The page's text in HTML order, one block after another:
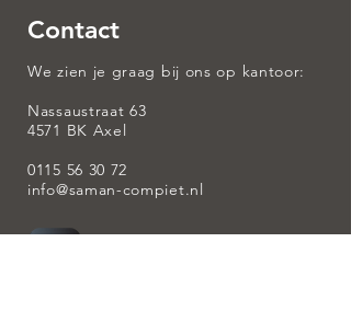
Contact
We zien je graag bij ons op kantoor:
Nassaustraat 63
4571 BK Axel
0115 56 30 72
info@saman-compiet.nl